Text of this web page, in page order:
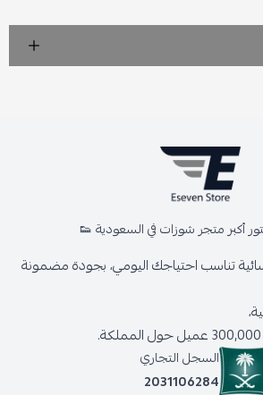
أكبر متجر شوزات في السعودية 👟
تناسب احتياجك اليومي، بجودة مضمونة
السجل التجاري
2031106284